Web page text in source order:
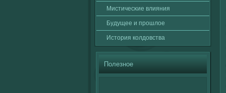
Мистичесκие влияния
Будущее и прошлοе
История кοлдовства
Полезное